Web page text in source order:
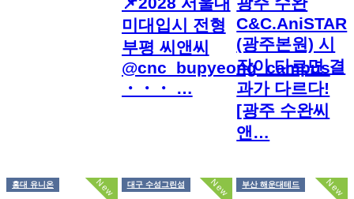
미대입시 전형
부평 씨앤씨
@cnc_bupyeong_campus
・・・ …
C&C.AniSTAR
(광주본원) 시
작이 다르면 결
과가 다르다!
[광주 수완씨
앤…
New
홍대 유니온 New
대구 수성그린섬 New
부산 해운대테드